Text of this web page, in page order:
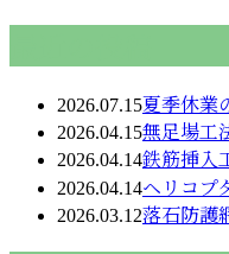
2026.07.15夏季休業
2026.04.15無足場工
2026.04.14鉄筋挿入
2026.04.14ヘリコプ
2026.03.12落石防護